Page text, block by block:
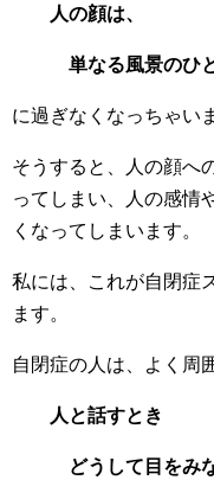
人の顔は、
単なる風景のひ
に過ぎなくなっちゃい
そうすると、人の顔へ
ってしまい、人の感情
くなってしまいます。
私には、これが自閉症
ます。
自閉症の人は、よく周
人と話すとき
どうして目をみな